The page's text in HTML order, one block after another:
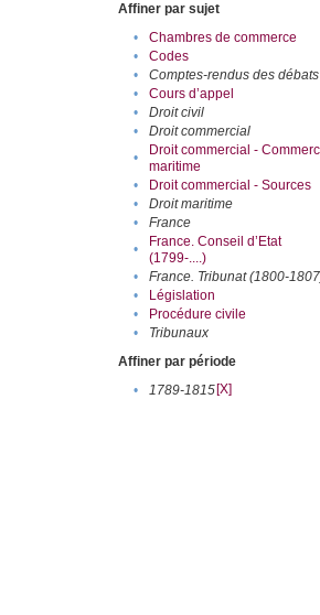
Affiner par sujet
•
Chambres de commerce
•
Codes
•
Comptes-rendus des débats
•
Cours d’appel
•
Droit civil
•
Droit commercial
•
Droit commercial -
maritime
• Droit commercial - Sources
•
Droit maritime
•
France
•
France. Conseil d’Etat
(1799-....)
• France. Tribunat (1800-
•
Législation
•
Procédure civile
•
Tribunaux
Affiner par période
•
1789-1815[X]